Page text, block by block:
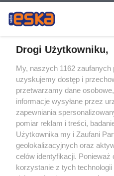
Drogi Użytkowniku,
My, naszych 1162
uzyskujemy dostęp i
przetwarzamy dane
informacje wysyłane przez
zapewniania
pomiar reklam i treści,
Użytkownika my i Zaufani
geolokalizacyjnych oraz
celów identyfikacji.
korzystanie z tych